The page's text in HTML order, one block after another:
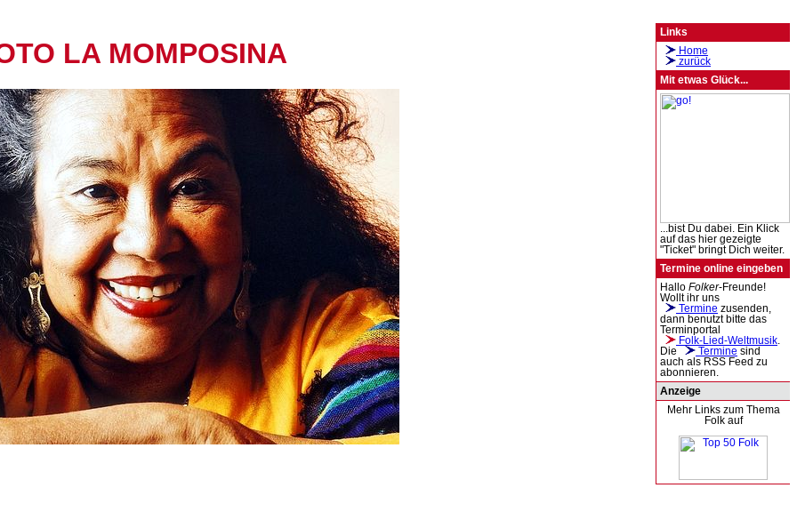
LA MOMPOSINA
Links
Home
zurück
Mit etwas Glück...
...bist Du dabei. Ein Klick
auf das hier gezeigte
"Ticket" bringt Dich weiter.
Termine online eingeben
Hallo Folker-Freunde!
Wollt ihr uns
Termine zusenden,
dann benutzt bitte das
Terminportal
Folk-Lied-Weltmusik
Die
Termine sind
auch als RSS Feed zu
abonnieren.
Anzeige
Mehr Links zum Thema
Folk auf